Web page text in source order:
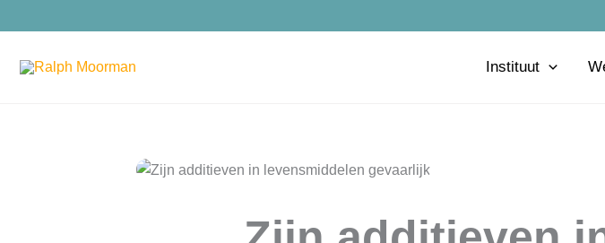
naar
inhoud
Instituut